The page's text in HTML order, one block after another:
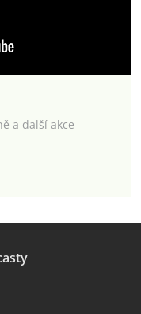
a další akce